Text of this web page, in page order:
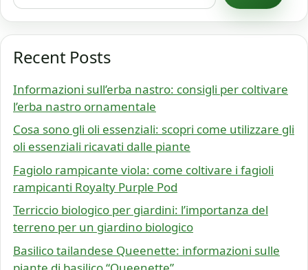
Recent Posts
Informazioni sull’erba nastro: consigli per coltivare
l’erba nastro ornamentale
Cosa sono gli oli essenziali: scopri come utilizzare gli
oli essenziali ricavati dalle piante
Fagiolo rampicante viola: come coltivare i fagioli
rampicanti Royalty Purple Pod
Terriccio biologico per giardini: l’importanza del
terreno per un giardino biologico
Basilico tailandese Queenette: informazioni sulle